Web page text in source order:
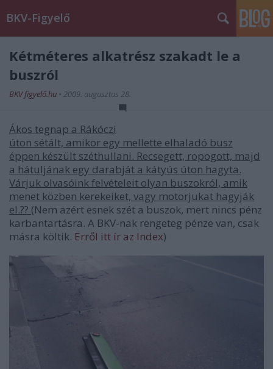
BKV-Figyelő
Kétméteres alkatrész szakadt le a
buszról
BKV figyelő.hu • 2009. augusztus 28.
Ákos tegnap a Rákóczi
úton sétált, amikor egy mellette elhaladó busz
éppen készült széthullani. Recsegett, ropogott, majd
a hátuljának egy darabját a kátyús úton hagyta.
Várjuk olvasóink felvételeit olyan buszokról, amik
menet közben kerekeiket, vagy motorjukat hagyják
el.?? (Nem azért esnek szét a buszok, mert nincs pénz
karbantartásra. A BKV-nak rengeteg pénze van, csak
másra költik. Erről itt ír az Index)